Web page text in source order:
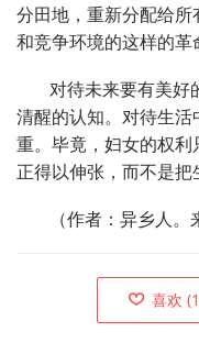
分田地，重新分配给
和竞争环境的这样的革
对待未来要有美好
清醒的认知。对待生
重。毕竟，妇女的权
正得以伸张，而不是把
（作者：异乡人。
喜欢 (